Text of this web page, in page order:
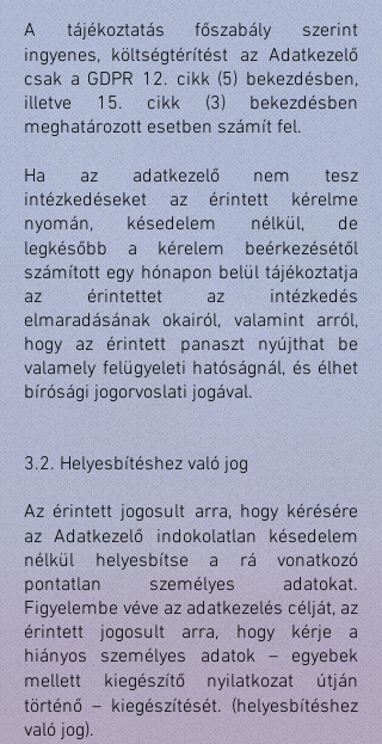
A tájékoztatás főszabály szerint
ingyenes, költségtérítést az Adatkezelő
csak a GDPR 12. cikk (5) bekezdésben,
illetve 15. cikk (3) bekezdésben
meghatározott esetben számít fel.
Ha az adatkezelő nem tesz
intézkedéseket az érintett kérelme
nyomán, késedelem nélkül, de
legkésőbb a kérelem beérkezésétől
számított egy hónapon belül tájékoztatja
az érintettet az intézkedés
elmaradásának okairól, valamint arról,
hogy az érintett panaszt nyújthat be
valamely felügyeleti hatóságnál, és élhet
bírósági jogorvoslati jogával.
3.2. Helyesbítéshez való jog
Az érintett jogosult arra, hogy kérésére
az Adatkezelő indokolatlan késedelem
nélkül helyesbítse a rá vonatkozó
pontatlan személyes adatokat.
Figyelembe véve az adatkezelés célját, az
érintett jogosult arra, hogy kérje a
hiányos személyes adatok – egyebek
mellett kiegészítő nyilatkozat útján
történő – kiegészítését. (helyesbítéshez
való jog).